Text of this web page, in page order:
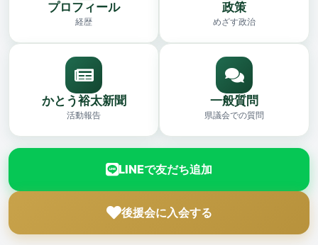
プロフィール
経歴
政策
めざす政治
かとう裕太新聞
活動報告
一般質問
県議会での質問
LINEで友だち追加
後援会に入会する